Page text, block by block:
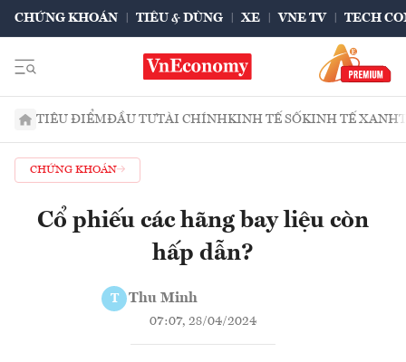
CHỨNG KHOÁN TIÊU & DÙNG XE VNE TV TECH
TIÊU ĐIỂMĐẦU TƯTÀI CHÍNHKINH TẾ SỐKINH TẾ XANH
CHỨNG KHOÁN
Cổ phiếu các hãng bay liệu còn
hấp dẫn?
T Thu Minh
07:07, 28/04/2024